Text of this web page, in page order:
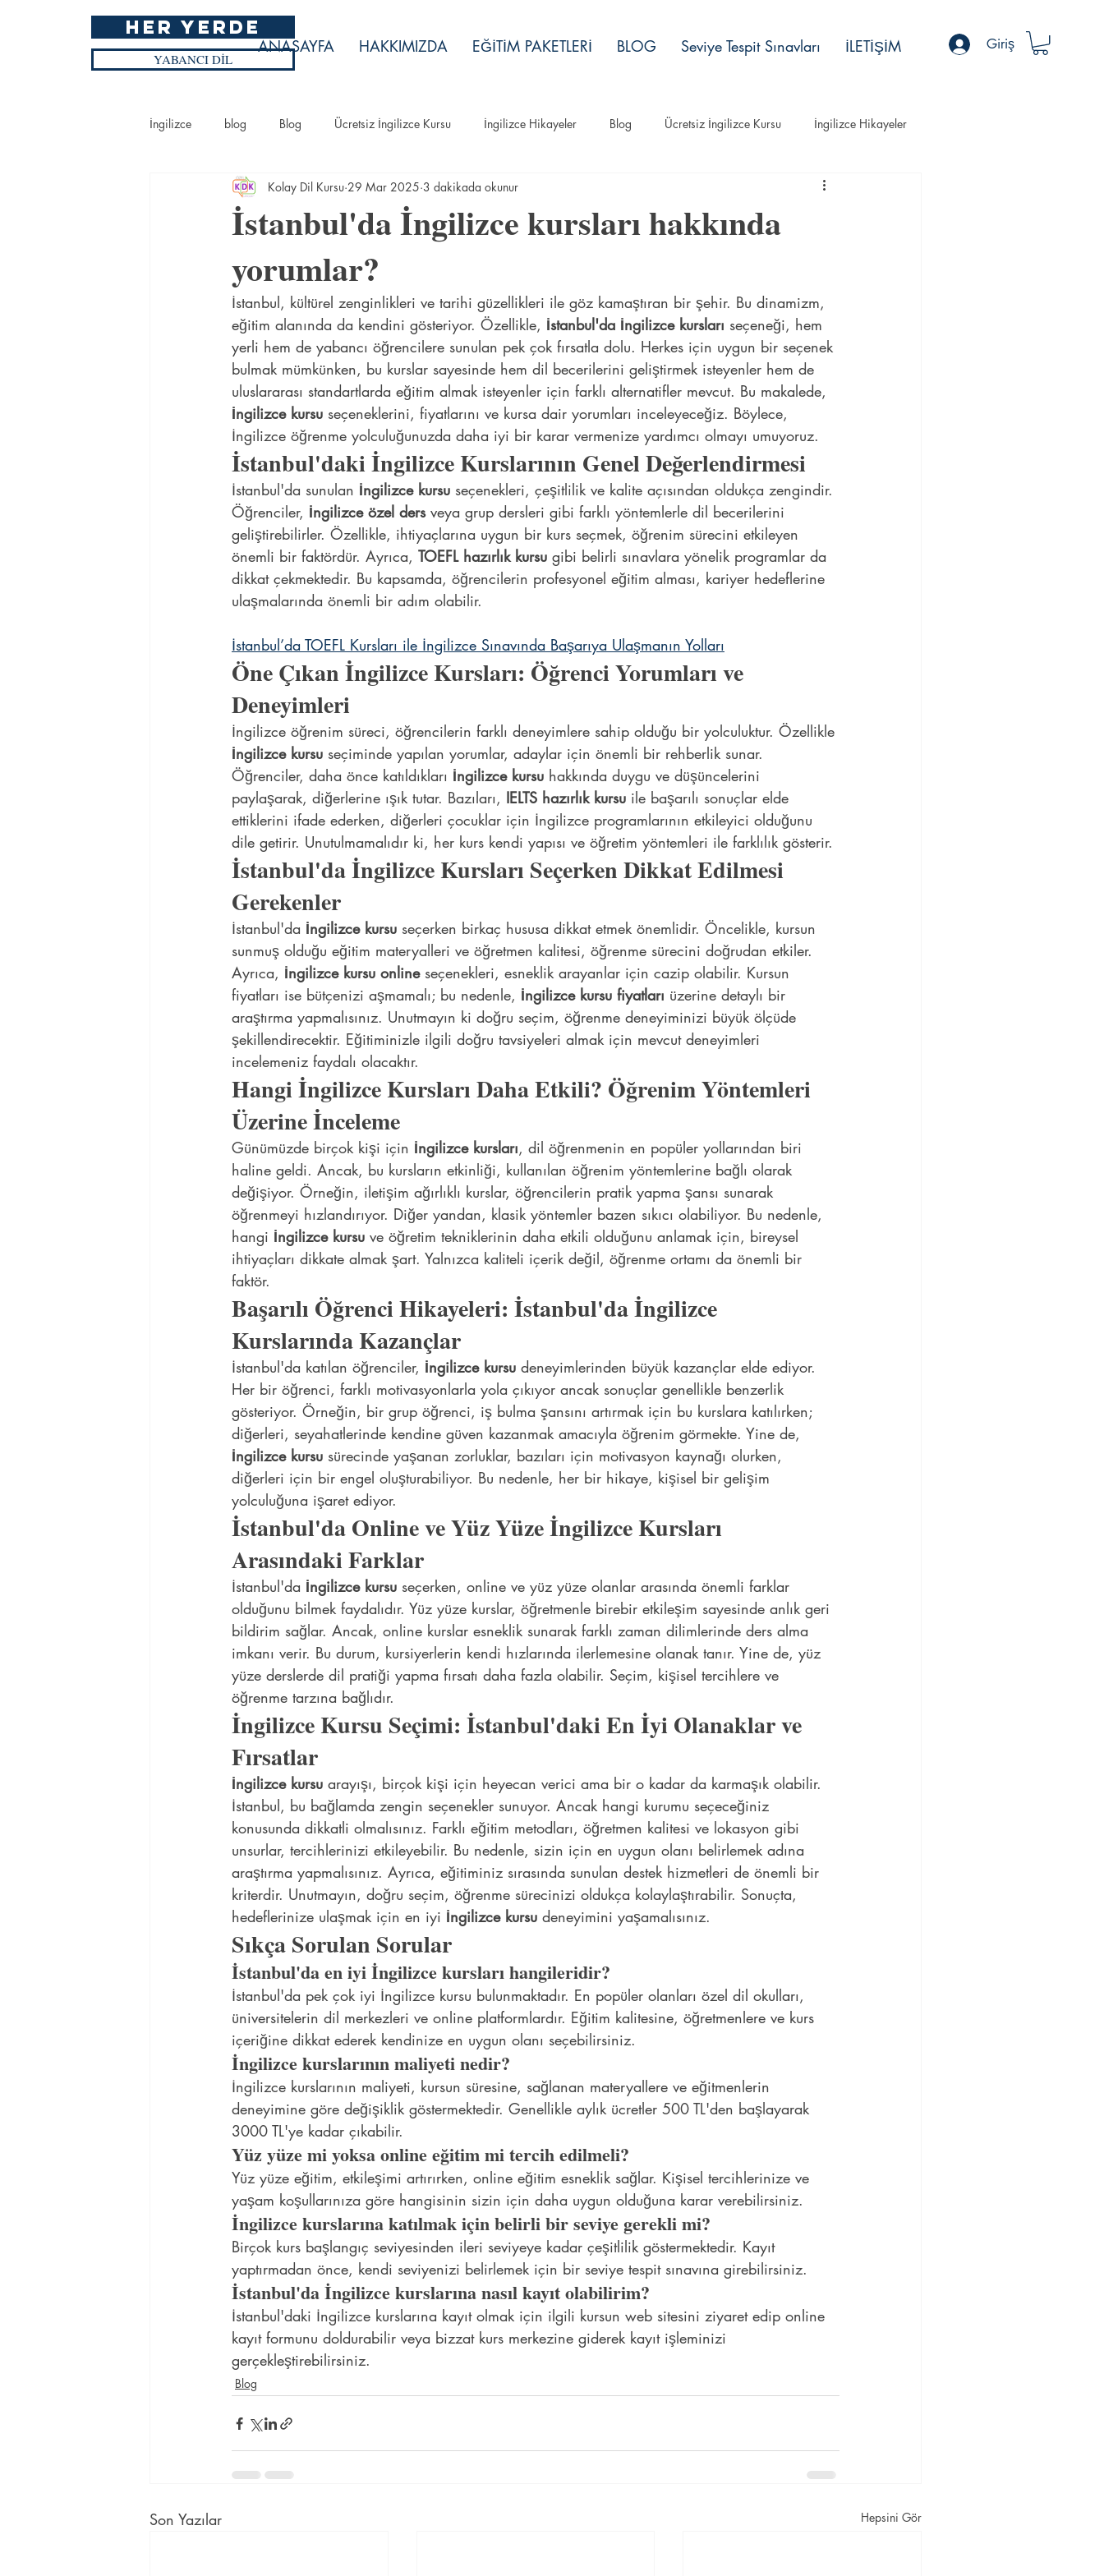
HER YERDE
YABANCI DİL
Giriş
ANASAYFA HAKKIMIZDA EĞİTİM PAKETLERİ BLOG Seviye Tespit Sınavları İLETİŞİM
İngilizce blog Blog Ücretsiz İngilizce Kursu İngilizce Hikayeler Blog Ücretsiz İngilizce Kursu İngilizce Hikayeler
Ücretsiz İngilizce Kursu İngilizce Hikayeler
İstanbul'da İngilizce kursları hakkında
yorumlar?
Kolay Dil Kursu 29 Mar 2025 3 dakikada okunur
İstanbul, kültürel zenginlikleri ve tarihi güzellikleri ile göz kamaştıran bir şehir. Bu dinamizm,
eğitim alanında da kendini gösteriyor. Özellikle, İstanbul'da İngilizce kursları seçeneği, hem
yerli hem de yabancı öğrencilere sunulan pek çok fırsatla dolu. Herkes için uygun bir seçenek
bulmak mümkünken, bu kurslar sayesinde hem dil becerilerini geliştirmek isteyenler hem de
uluslararası standartlarda eğitim almak isteyenler için farklı alternatifler mevcut. Bu makalede,
İngilizce kursu seçeneklerini, fiyatlarını ve kursa dair yorumları inceleyeceğiz. Böylece,
İngilizce öğrenme yolculuğunuzda daha iyi bir karar vermenize yardımcı olmayı umuyoruz.
İstanbul'daki İngilizce Kurslarının Genel Değerlendirmesi
İstanbul'da sunulan İngilizce kursu seçenekleri, çeşitlilik ve kalite açısından oldukça zengindir.
Öğrenciler, İngilizce özel ders veya grup dersleri gibi farklı yöntemlerle dil becerilerini
geliştirebilirler. Özellikle, ihtiyaçlarına uygun bir kurs seçmek, öğrenim sürecini etkileyen
önemli bir faktördür. Ayrıca, TOEFL hazırlık kursu gibi belirli sınavlara yönelik programlar da
dikkat çekmektedir. Bu kapsamda, öğrencilerin profesyonel eğitim alması, kariyer hedeflerine
ulaşmalarında önemli bir adım olabilir.
İstanbul’da TOEFL Kursları ile İngilizce Sınavında Başarıya Ulaşmanın Yolları
Öne Çıkan İngilizce Kursları: Öğrenci Yorumları ve
Deneyimleri
İngilizce öğrenim süreci, öğrencilerin farklı deneyimlere sahip olduğu bir yolculuktur. Özellikle
İngilizce kursu seçiminde yapılan yorumlar, adaylar için önemli bir rehberlik sunar.
Öğrenciler, daha önce katıldıkları İngilizce kursu hakkında duygu ve düşüncelerini
paylaşarak, diğerlerine ışık tutar. Bazıları, IELTS hazırlık kursu ile başarılı sonuçlar elde
ettiklerini ifade ederken, diğerleri çocuklar için İngilizce programlarının etkileyici olduğunu
dile getirir. Unutulmamalıdır ki, her kurs kendi yapısı ve öğretim yöntemleri ile farklılık gösterir.
İstanbul'da İngilizce Kursları Seçerken Dikkat Edilmesi
Gerekenler
İstanbul'da İngilizce kursu seçerken birkaç hususa dikkat etmek önemlidir. Öncelikle, kursun
sunmuş olduğu eğitim materyalleri ve öğretmen kalitesi, öğrenme sürecini doğrudan etkiler.
Ayrıca, İngilizce kursu online seçenekleri, esneklik arayanlar için cazip olabilir. Kursun
fiyatları ise bütçenizi aşmamalı; bu nedenle, İngilizce kursu fiyatları üzerine detaylı bir
araştırma yapmalısınız. Unutmayın ki doğru seçim, öğrenme deneyiminizi büyük ölçüde
şekillendirecektir. Eğitiminizle ilgili doğru tavsiyeleri almak için mevcut deneyimleri
incelemeniz faydalı olacaktır.
Hangi İngilizce Kursları Daha Etkili? Öğrenim Yöntemleri
Üzerine İnceleme
Günümüzde birçok kişi için İngilizce kursları, dil öğrenmenin en popüler yollarından biri
haline geldi. Ancak, bu kursların etkinliği, kullanılan öğrenim yöntemlerine bağlı olarak
değişiyor. Örneğin, iletişim ağırlıklı kurslar, öğrencilerin pratik yapma şansı sunarak
öğrenmeyi hızlandırıyor. Diğer yandan, klasik yöntemler bazen sıkıcı olabiliyor. Bu nedenle,
hangi İngilizce kursu ve öğretim tekniklerinin daha etkili olduğunu anlamak için, bireysel
ihtiyaçları dikkate almak şart. Yalnızca kaliteli içerik değil, öğrenme ortamı da önemli bir
faktör.
Başarılı Öğrenci Hikayeleri: İstanbul'da İngilizce
Kurslarında Kazançlar
İstanbul'da katılan öğrenciler, İngilizce kursu deneyimlerinden büyük kazançlar elde ediyor.
Her bir öğrenci, farklı motivasyonlarla yola çıkıyor ancak sonuçlar genellikle benzerlik
gösteriyor. Örneğin, bir grup öğrenci, iş bulma şansını artırmak için bu kurslara katılırken;
diğerleri, seyahatlerinde kendine güven kazanmak amacıyla öğrenim görmekte. Yine de,
İngilizce kursu sürecinde yaşanan zorluklar, bazıları için motivasyon kaynağı olurken,
diğerleri için bir engel oluşturabiliyor. Bu nedenle, her bir hikaye, kişisel bir gelişim
yolculuğuna işaret ediyor.
İstanbul'da Online ve Yüz Yüze İngilizce Kursları
Arasındaki Farklar
İstanbul'da İngilizce kursu seçerken, online ve yüz yüze olanlar arasında önemli farklar
olduğunu bilmek faydalıdır. Yüz yüze kurslar, öğretmenle birebir etkileşim sayesinde anlık geri
bildirim sağlar. Ancak, online kurslar esneklik sunarak farklı zaman dilimlerinde ders alma
imkanı verir. Bu durum, kursiyerlerin kendi hızlarında ilerlemesine olanak tanır. Yine de, yüz
yüze derslerde dil pratiği yapma fırsatı daha fazla olabilir. Seçim, kişisel tercihlere ve
öğrenme tarzına bağlıdır.
İngilizce Kursu Seçimi: İstanbul'daki En İyi Olanaklar ve
Fırsatlar
İngilizce kursu arayışı, birçok kişi için heyecan verici ama bir o kadar da karmaşık olabilir.
İstanbul, bu bağlamda zengin seçenekler sunuyor. Ancak hangi kurumu seçeceğiniz
konusunda dikkatli olmalısınız. Farklı eğitim metodları, öğretmen kalitesi ve lokasyon gibi
unsurlar, tercihlerinizi etkileyebilir. Bu nedenle, sizin için en uygun olanı belirlemek adına
araştırma yapmalısınız. Ayrıca, eğitiminiz sırasında sunulan destek hizmetleri de önemli bir
kriterdir. Unutmayın, doğru seçim, öğrenme sürecinizi oldukça kolaylaştırabilir. Sonuçta,
hedeflerinize ulaşmak için en iyi İngilizce kursu deneyimini yaşamalısınız.
Sıkça Sorulan Sorular
İstanbul'da en iyi İngilizce kursları hangileridir?
İstanbul'da pek çok iyi İngilizce kursu bulunmaktadır. En popüler olanları özel dil okulları,
üniversitelerin dil merkezleri ve online platformlardır. Eğitim kalitesine, öğretmenlere ve kurs
içeriğine dikkat ederek kendinize en uygun olanı seçebilirsiniz.
İngilizce kurslarının maliyeti nedir?
İngilizce kurslarının maliyeti, kursun süresine, sağlanan materyallere ve eğitmenlerin
deneyimine göre değişiklik göstermektedir. Genellikle aylık ücretler 500 TL'den başlayarak
3000 TL'ye kadar çıkabilir.
Yüz yüze mi yoksa online eğitim mi tercih edilmeli?
Yüz yüze eğitim, etkileşimi artırırken, online eğitim esneklik sağlar. Kişisel tercihlerinize ve
yaşam koşullarınıza göre hangisinin sizin için daha uygun olduğuna karar verebilirsiniz.
İngilizce kurslarına katılmak için belirli bir seviye gerekli mi?
Birçok kurs başlangıç seviyesinden ileri seviyeye kadar çeşitlilik göstermektedir. Kayıt
yaptırmadan önce, kendi seviyenizi belirlemek için bir seviye tespit sınavına girebilirsiniz.
İstanbul'da İngilizce kurslarına nasıl kayıt olabilirim?
İstanbul'daki İngilizce kurslarına kayıt olmak için ilgili kursun web sitesini ziyaret edip online
kayıt formunu doldurabilir veya bizzat kurs merkezine giderek kayıt işleminizi
gerçekleştirebilirsiniz.
Blog
Son Yazılar Hepsini Gör